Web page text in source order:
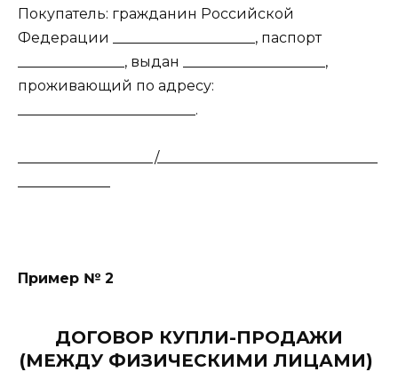
Покупатель: гражданин Российской
Федерации ____________________, паспорт
_______________, выдан ____________________,
проживающий по адресу:
_________________________.
___________________/_______________________________
Пример № 2
ДОГОВОР КУПЛИ-ПРОДАЖИ
(МЕЖДУ ФИЗИЧЕСКИМИ ЛИЦАМИ)